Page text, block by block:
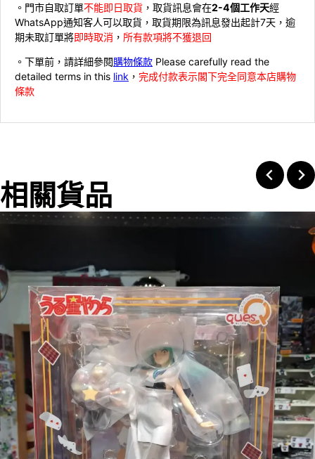
。門市自取訂單不能即日取貨 ，取貨訊息會在2-4個工作天經
WhatsApp通知客人可以取貨，取貨期限為訊息發出起計7天，逾
期未取訂單將即時取消 ， 所有款項將不獲退回
。下單前，請詳細參閱購物條款 Please carefully read the
detailed terms in this link ， 完成付款表示閣下完全同意本店購物
條款
相關貨品